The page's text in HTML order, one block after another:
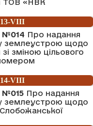
ТОВ «НВК
VIII
№014 Про надання
землеустрою щодо
зміною цільового
VIII
№015 Про надання
землеустрою щодо